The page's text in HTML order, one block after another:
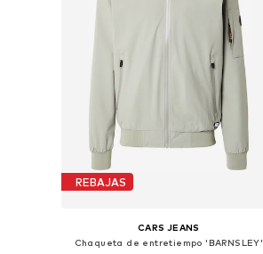
REBAJAS
CARS JEANS
Chaqueta de entretiempo 'BARNSLEY'